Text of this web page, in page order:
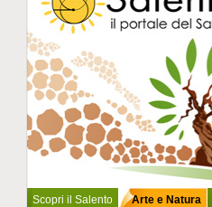
Scopri il Salento
Arte e Natura